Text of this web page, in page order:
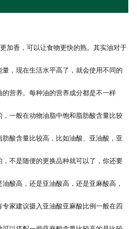
香，可以让食物更快的熟。其实油对于
，现在生活水平高了，就会使用不同的
营养。每种油的营养成分都是不一样
一般在动物油脂中饱和脂肪酸含量比较
肪酸含量比较高，比如油酸、亚油酸，亚
不是随便的更换品种就可以了，你还要
酸高，还是亚油酸高，还是亚麻酸高，
家建议摄入亚油酸亚麻酸比例一般在四